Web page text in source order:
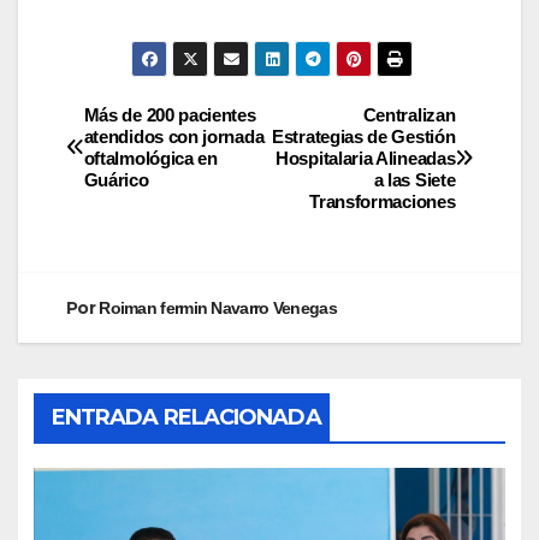
Centralizan
Estrategias de Gestión
Hospitalaria Alineadas
a las Siete
Transformaciones
Más de 200 pacientes
atendidos con jornada
oftalmológica en
Guárico
PorRoiman fermin Navarro Venegas
ENTRADA RELACIONADA